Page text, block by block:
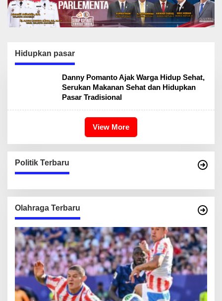
Hidupkan pasar
Danny Pomanto Ajak Warga Hidup Sehat,
Serukan Makanan Sehat dan Hidupkan
Pasar Tradisional
View More
Politik Terbaru
Olahraga Terbaru